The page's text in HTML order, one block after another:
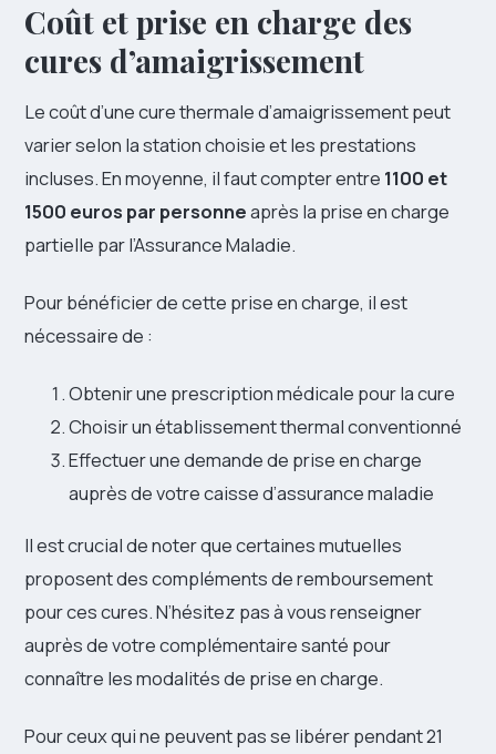
Coût et prise en charge des
cures d’amaigrissement
Le coût d’une cure thermale d’amaigrissement peut
varier selon la station choisie et les prestations
incluses. En moyenne, il faut compter entre 1100 et
1500 euros par personneaprès la prise en charge
partielle par l’Assurance Maladie.
Pour bénéficier de cette prise en charge, il est
nécessaire de :
Obtenir une prescription médicale pour la cure
Choisir un établissement thermal conventionné
Effectuer une demande de prise en charge
auprès de votre caisse d’assurance maladie
Il est crucial de noter que certaines mutuelles
proposent des compléments de remboursement
pour ces cures. N’hésitez pas à vous renseigner
auprès de votre complémentaire santé pour
connaître les modalités de prise en charge.
Pour ceux qui ne peuvent pas se libérer pendant 21